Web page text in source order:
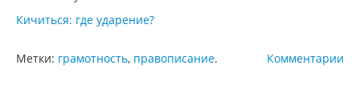
Кичиться: где ударение?
Комментарии
Метки: грамотность, правописание.